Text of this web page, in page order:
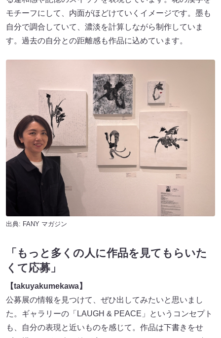
モチーフにして、内面がほどけていくイメージです。墨も
自分で調合していて、濃淡を計算しながら制作していま
す。過去の自分との距離感も作品に込めています。
出典: FANY マガジン
「もっと多くの人に作品を見てもらいた
くて応募」
【takuyakumekawa】
公募展の情報を見つけて、ぜひ出してみたいと思いまし
た。ギャラリーの「LAUGH & PEACE」というコンセプト
も、自分の表現と近いものを感じて。作品は下書きをせ